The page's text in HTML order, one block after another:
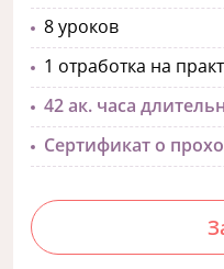
8 уроков
1 отработка на
42 ак. часа
Сертификат о